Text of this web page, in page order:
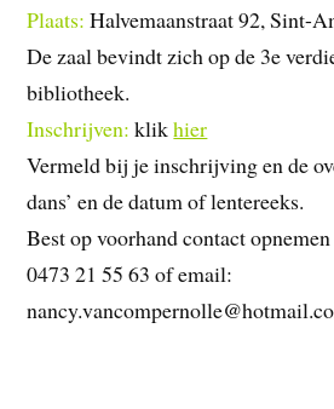
Plaats: Halvemaanstraat 92, Sint-
De zaal bevindt zich op de 3e
bibliotheek.
Inschrijven: klikhier
Vermeld bij je inschrijving en de
dans’ en de datum of lentereeks.
Best op voorhand contact
0473 21 55 63 of email: